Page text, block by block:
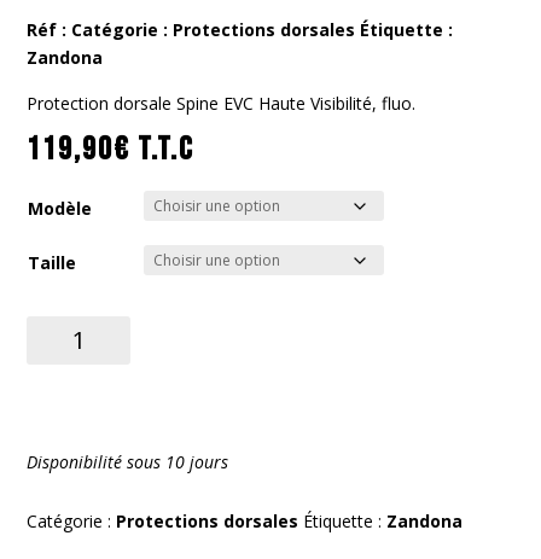
Réf : Catégorie : Protections dorsales Étiquette :
Zandona
Protection dorsale Spine EVC Haute Visibilité, fluo.
119,90€ T.T.C
Modèle
Taille
quantité
Visibility
7-
Disponibilité sous 10 jours
Catégorie : Protections dorsales Étiquette : Zandona